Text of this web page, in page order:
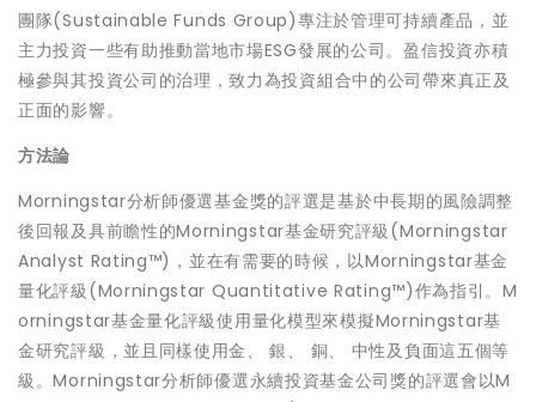
團隊(Sustainable Funds Group)專注於管理可持續產品，並
主力投資一些有助推動當地市場ESG發展的公司。盈信投資亦積
極參與其投資公司的治理，致力為投資組合中的公司帶來真正及
正面的影響。
方法論
Morningstar分析師優選基金獎的評選是基於中長期的風險調整
後回報及具前瞻性的Morningstar基金研究評級(Morningstar
Analyst Rating™)，並在有需要的時候，以Morningstar基金
量化評級(Morningstar Quantitative Rating™)作為指引。M
orningstar基金量化評級使用量化模型來模擬Morningstar基
金研究評級，並且同樣使用金、 銀、 銅、 中性及負面這五個等
級。Morningstar分析師優選永續投資基金公司獎的評選會以M